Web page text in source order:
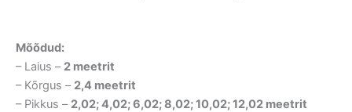
Mõõdud:
– Laius – 2 meetrit
– Kõrgus – 2,4 meetrit
– Pikkus – 2,02; 4,02; 6,02; 8,02; 10,02; 12,02 meetrit